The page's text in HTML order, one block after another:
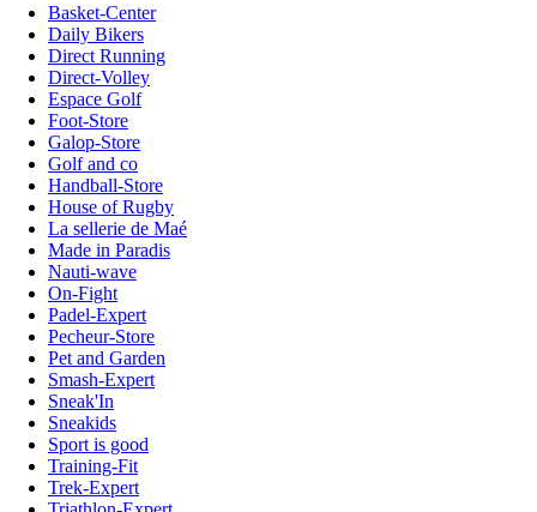
Basket-Center
Daily Bikers
Direct Running
Direct-Volley
Espace Golf
Foot-Store
Galop-Store
Golf and co
Handball-Store
House of Rugby
La sellerie de Maé
Made in Paradis
Nauti-wave
On-Fight
Padel-Expert
Pecheur-Store
Pet and Garden
Smash-Expert
Sneak'In
Sneakids
Sport is good
Training-Fit
Trek-Expert